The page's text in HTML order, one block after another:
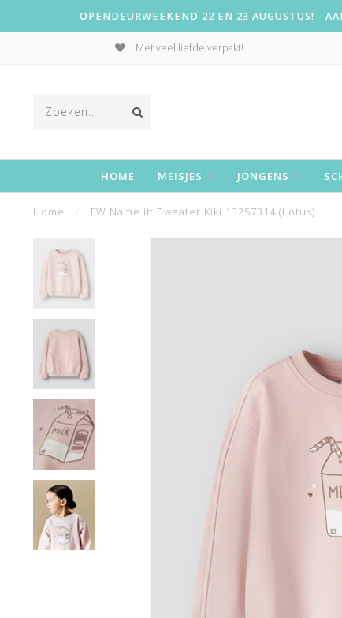
OPENDEURWEEKEND 22 EN 23 AUGUSTUS! -
Met veel liefde verpakt!
HOME MEISJES JONGENS
Home FW Name it: Sweater Kiki 13257314 (Lotus)